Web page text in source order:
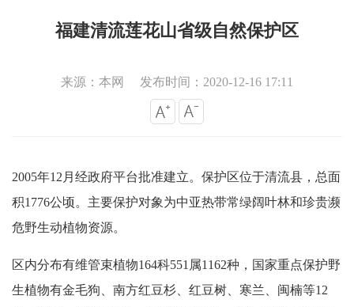
福建清流莲花山省级自然保护区
来源：本网 发布时间：2020-12-16 17:11
2005年12月经政府平台批准建立。保护区位于清流县，总面
积1776公顷。主要保护对象为中亚热带常绿阔叶林和珍贵濒
危野生动植物资源。
区内分布有维管束植物164科551属1162种，国家重点保护野
生植物有金毛狗、南方红豆杉、红豆树、寒兰、闽楠等12